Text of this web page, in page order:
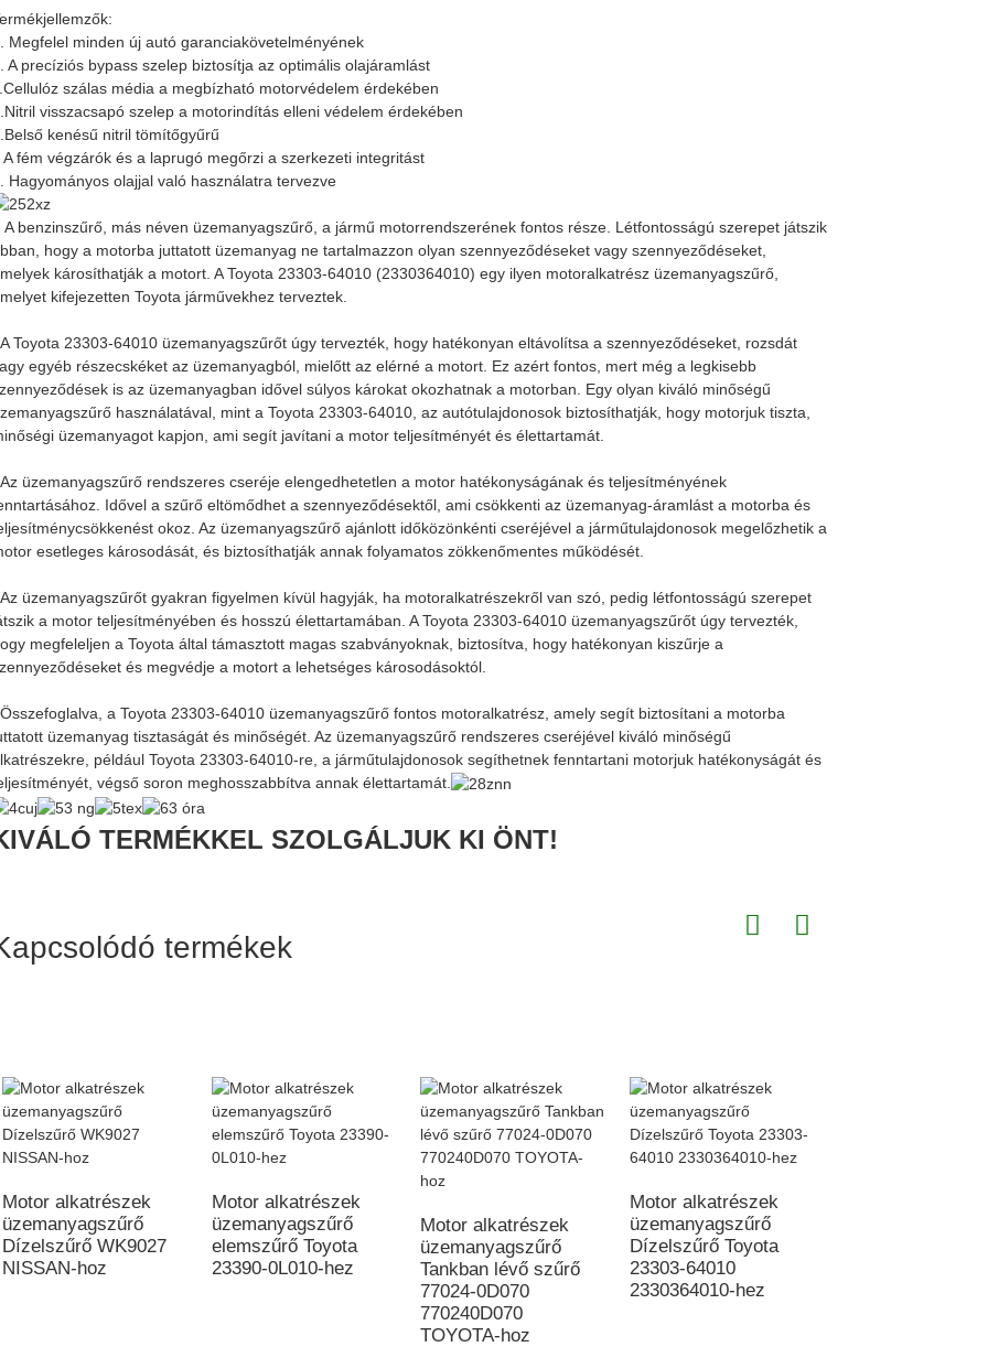
Megfelel minden új autó garanciakövetelményének
A precíziós bypass szelep biztosítja az optimális olajáramlást
szálas média a megbízható motorvédelem érdekében
visszacsapó szelep a motorindítás elleni védelem érdekében
kenésű nitril tömítőgyűrű
A fém végzárók és a laprugó megőrzi a szerkezeti integritást
Hagyományos olajjal való használatra tervezve
A benzinszűrő, más néven üzemanyagszűrő, a jármű motorrendszerének fontos része. Létfontosságú szerepet játszik
hogy a motorba juttatott üzemanyag ne tartalmazzon olyan szennyeződéseket vagy szennyeződéseket,
károsíthatják a motort. A Toyota 23303-64010 (2330364010) egy ilyen motoralkatrész üzemanyagszűrő,
kifejezetten Toyota járművekhez terveztek.
A Toyota 23303-64010 üzemanyagszűrőt úgy tervezték, hogy hatékonyan eltávolítsa a szennyeződéseket, rozsdát
egyéb részecskéket az üzemanyagból, mielőtt az elérné a motort. Ez azért fontos, mert még a legkisebb
is az üzemanyagban idővel súlyos károkat okozhatnak a motorban. Egy olyan kiváló minőségű
használatával, mint a Toyota 23303-64010, az autótulajdonosok biztosíthatják, hogy motorjuk tiszta,
üzemanyagot kapjon, ami segít javítani a motor teljesítményét és élettartamát.
Az üzemanyagszűrő rendszeres cseréje elengedhetetlen a motor hatékonyságának és teljesítményének
Idővel a szűrő eltömődhet a szennyeződésektől, ami csökkenti az üzemanyag-áramlást a motorba és
okoz. Az üzemanyagszűrő ajánlott időközönkénti cseréjével a járműtulajdonosok megelőzhetik a
esetleges károsodását, és biztosíthatják annak folyamatos zökkenőmentes működését.
Az üzemanyagszűrőt gyakran figyelmen kívül hagyják, ha motoralkatrészekről van szó, pedig létfontosságú szerepet
a motor teljesítményében és hosszú élettartamában. A Toyota 23303-64010 üzemanyagszűrőt úgy tervezték,
megfeleljen a Toyota által támasztott magas szabványoknak, biztosítva, hogy hatékonyan kiszűrje a
és megvédje a motort a lehetséges károsodásoktól.
Összefoglalva, a Toyota 23303-64010 üzemanyagszűrő fontos motoralkatrész, amely segít biztosítani a motorba
üzemanyag tisztaságát és minőségét. Az üzemanyagszűrő rendszeres cseréjével kiváló minőségű
például Toyota 23303-64010-re, a járműtulajdonosok segíthetnek fenntartani motorjuk hatékonyságát és
végső soron meghosszabbítva annak élettartamát.
TERMÉKKEL SZOLGÁLJUK KI ÖNT!
termékek
Motor alkatrészek
üzemanyagszűrő
Dízelszűrő WK9027
NISSAN-hoz
Motor alkatrészek
üzemanyagszűrő
elemszűrő Toyota
23390-0L010-hez
Motor alkatrészek
üzemanyagszűrő
Tankban lévő szűrő
77024-0D070
770240D070
TOYOTA-hoz
Motor alkatrészek
üzemanyagszűrő
Dízelszűrő Toyota
23303-64010
2330364010-hez